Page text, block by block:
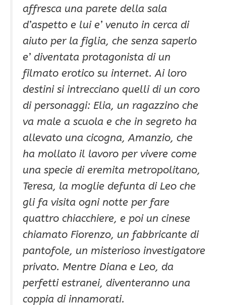
affresca una parete della sala
d’aspetto e lui e’ venuto in cerca di
aiuto per la figlia, che senza saperlo
e’ diventata protagonista di un
filmato erotico su internet. Ai loro
destini si intrecciano quelli di un coro
di personaggi: Elia, un ragazzino che
va male a scuola e che in segreto ha
allevato una cicogna, Amanzio, che
ha mollato il lavoro per vivere come
una specie di eremita metropolitano,
Teresa, la moglie defunta di Leo che
gli fa visita ogni notte per fare
quattro chiacchiere, e poi un cinese
chiamato Fiorenzo, un fabbricante di
pantofole, un misterioso investigatore
privato. Mentre Diana e Leo, da
perfetti estranei, diventeranno una
coppia di innamorati.